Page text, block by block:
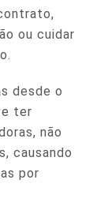
ou cuidar
desde o
ter
não
causando
por